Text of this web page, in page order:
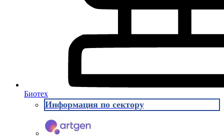
Биотех
Информация по сектору